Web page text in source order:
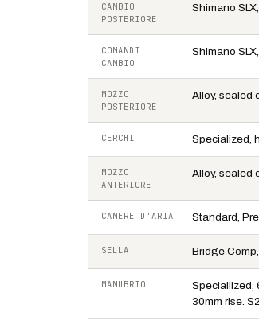
CAMBIO
POSTERIORE
Shimano
COMANDI
CAMBIO
Shimano
MOZZO
POSTERIORE
Alloy, sealed
CERCHI Specialized,
MOZZO
ANTERIORE
Alloy, sealed
CAMERE D'ARIA Standard,
SELLA Bridge
MANUBRIO
Speciailized,
30mm rise.